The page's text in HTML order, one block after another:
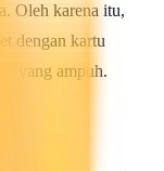
Oleh karena itu,
dengan kartu
yang ampuh.